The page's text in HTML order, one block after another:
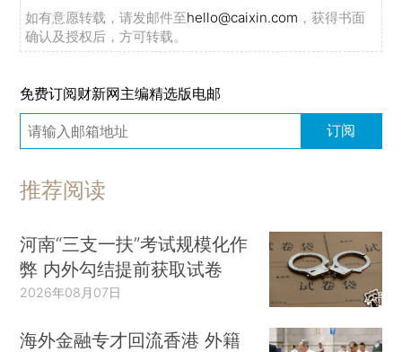
如有意愿转载，请发邮件至hello@caixin.com ，获得书面
确认及授权后，方可转载。
免费订阅财新网主编精选版电邮
订阅
推荐阅读
河南“三支一扶”考试规模化作
弊 内外勾结提前获取试卷
2026年08月07日
海外金融专才回流香港 外籍